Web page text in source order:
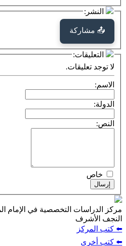
التخصصية في الإمام المهدي (عجّل